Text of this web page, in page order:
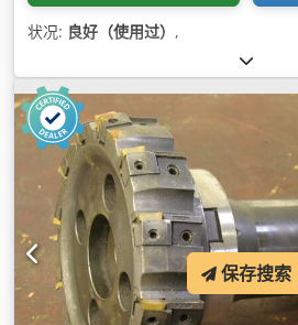
状况: 良好（使用过） ,
保存搜索